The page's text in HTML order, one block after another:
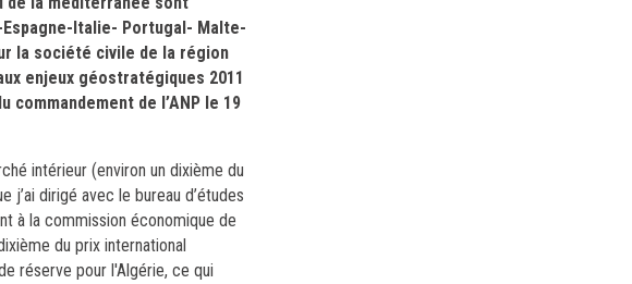
Italie- Portugal- Malte-
la société civile de la région
enjeux géostratégiques 2011
de l’ANP le 19
intérieur (environ un dixième du
dirigé avec le bureau d’études
à la commission économique de
du prix international
réserve pour l'Algérie, ce qui